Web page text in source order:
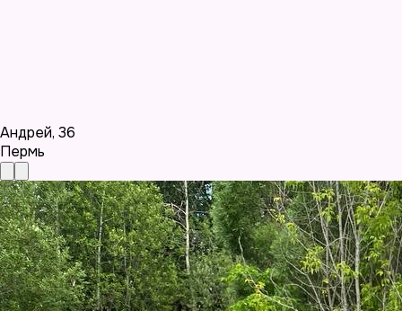
Андрей, 36
Пермь